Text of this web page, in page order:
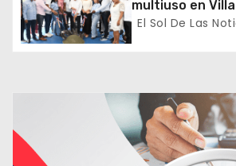
r
a
s
multiuso en
Romana
El Sol De Las